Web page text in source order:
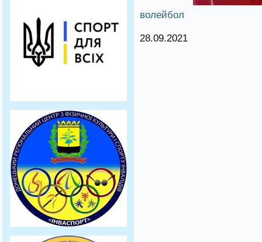
волейбол
28.09.2021